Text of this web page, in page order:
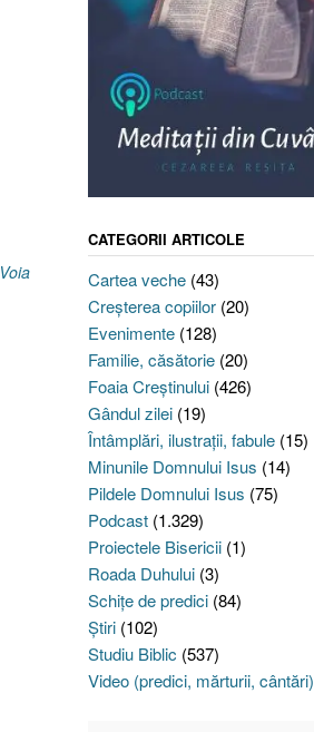
Voia
CATEGORII ARTICOLE
Cartea veche(43)
Creşterea copiilor(20)
Evenimente(128)
Familie, căsătorie(20)
Foaia Creştinului(426)
Gândul zilei(19)
Întâmplări, ilustraţii, fabule(15)
Minunile Domnului Isus (14)
Pildele Domnului Isus (75)
Podcast(1.329)
Proiectele Bisericii(1)
Roada Duhului(3)
Schiţe de predici(84)
Ştiri(102)
Studiu Biblic (537)
Video (predici, mărturii, cântări)